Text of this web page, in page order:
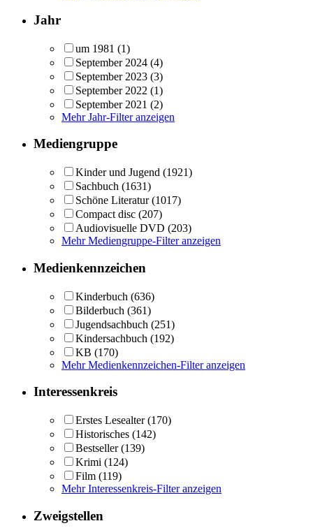
Jahr
um 1981 (1)
September 2024 (4)
September 2023 (3)
September 2022 (1)
September 2021 (2)
Mehr Jahr-Filter anzeigen
Mediengruppe
Kinder und Jugend (1921)
Sachbuch (1631)
Schöne Literatur (1017)
Compact disc (207)
Audiovisuelle DVD (203)
Mehr Mediengruppe-Filter anzeigen
Medienkennzeichen
Kinderbuch (636)
Bilderbuch (361)
Jugendsachbuch (251)
Kindersachbuch (192)
KB (170)
Mehr Medienkennzeichen-Filter anzeigen
Interessenkreis
Erstes Lesealter (170)
Historisches (142)
Bestseller (139)
Krimi (124)
Film (119)
Mehr Interessenkreis-Filter anzeigen
Zweigstellen